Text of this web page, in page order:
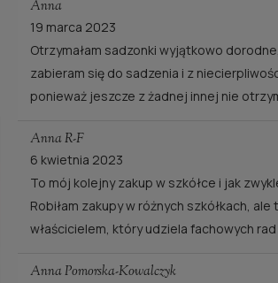
do koszyka
Anna
19 marca 2023
Otrzymałam sadzonki wyjątkowo
zabieram się do sadzenia i z
ponieważ jeszcze z żadnej innej nie
Anna R-F
6 kwietnia 2023
To mój kolejny zakup w szkółce i jak
Robiłam zakupy w różnych szkółkach,
właścicielem, który udziela fachowych
Anna Pomorska-Kowalczyk